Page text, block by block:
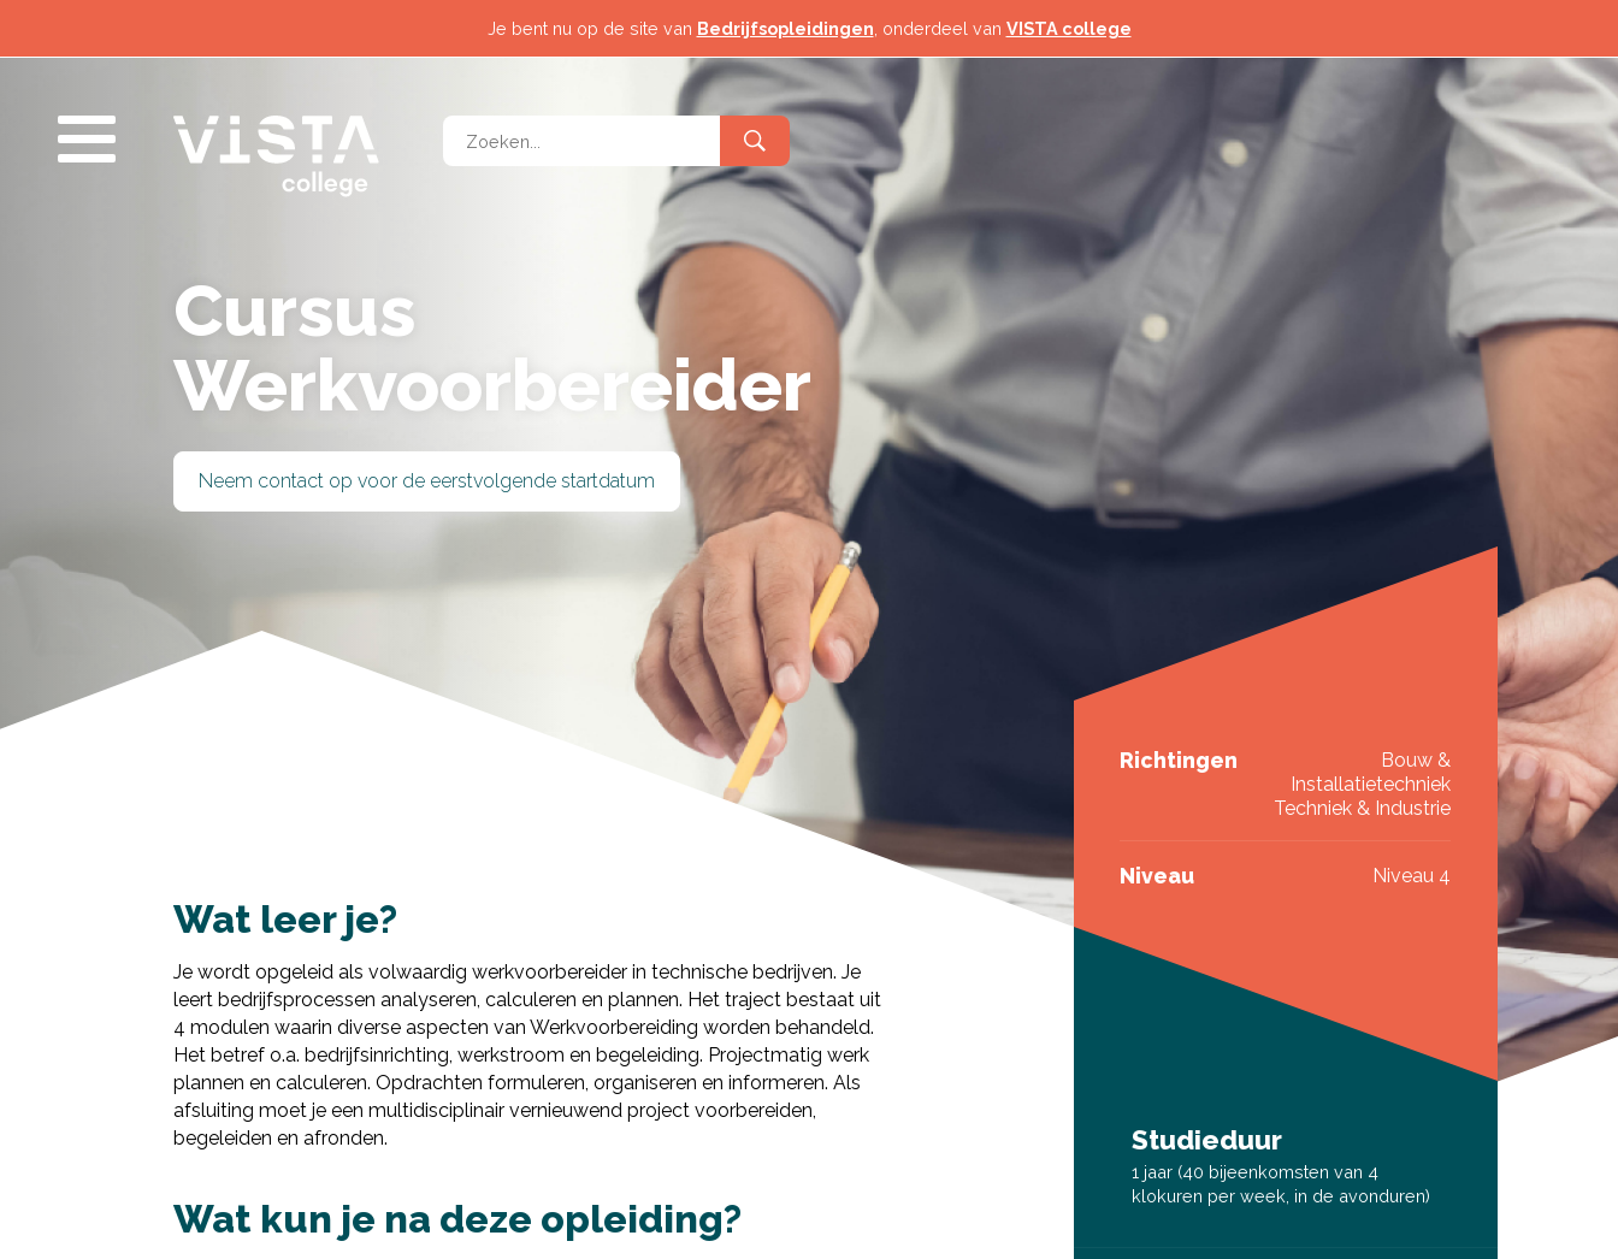
Je bent nu op de site van Bedrijfsopleidingen , onderdeel van VISTA college
Logistiek
Logistiek
Techniek & Industrie
Veiligheid
Zorg & Welzijn
Cursus
Werkvoorbereider
Neem contact op voor de eerstvolgende startdatum
Richtingen
Bouw &
Installatietechniek
Techniek & Industrie
Niveau Niveau 4
Wat leer je?
Je wordt opgeleid als volwaardig werkvoorbereider in technische bedrijven. Je
leert bedrijfsprocessen analyseren, calculeren en plannen. Het traject bestaat uit
4 modulen waarin diverse aspecten van Werkvoorbereiding worden behandeld.
Het betref o.a. bedrijfsinrichting, werkstroom en begeleiding. Projectmatig werk
plannen en calculeren. Opdrachten formuleren, organiseren en informeren. Als
afsluiting moet je een multidisciplinair vernieuwend project voorbereiden,
begeleiden en afronden.
Wat kun je na deze opleiding?
Studieduur
1 jaar (40 bijeenkomsten van 4
klokuren per week, in de avonduren)